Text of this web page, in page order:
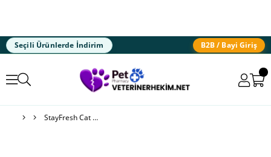
Seçili Ürünlerde İndirim B2B / Bayi Giriş
StayFresh Cat Litter Deodorizer Active Carbon